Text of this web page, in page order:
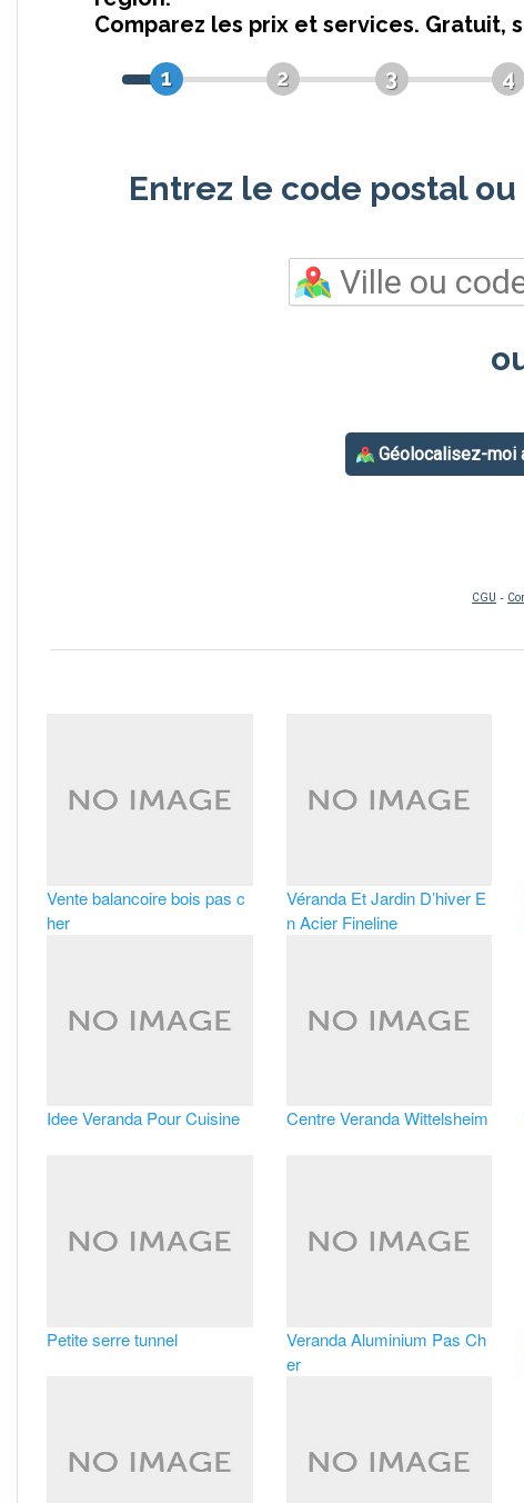
Vente balancoire bois pas c
her
Véranda Et Jardin D’hiver E
n Acier Fineline
Idee Veranda Pour Cuisine Centre Veranda Wittelsheim
Petite serre tunnel
Veranda Aluminium Pas Ch
er